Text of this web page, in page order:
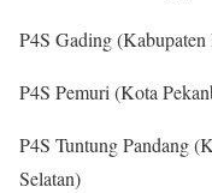
P4S Gading
P4S Pemuri (Kota
P4S Tuntung Pandang
Selatan)